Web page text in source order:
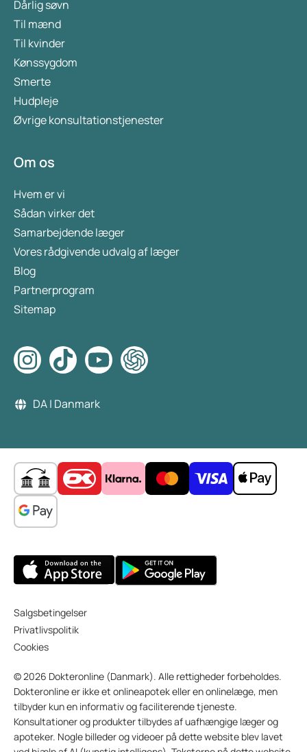
Dårlig søvn
Til mænd
Til kvinder
Kønssygdom
Smerte
Hudpleje
Øvrige konsultationstjenester
Om os
Hvem er vi
Sådan virker det
Samarbejdende læger
Vores rådgivende udvalg af læger
Blog
Partnerprogram
Sitemap
DA | Danmark
Salgsbetingelser
Privatlivspolitik
Cookies
© 2026 Dokteronline (Danmark). Alle rettigheder forbeholdes.
Dokteronline er ikke et onlineapotek eller en onlinelæge, men
tilbyder kun en informativ og faciliterende tjeneste.
Konsultationer og produkter tilbydes af uafhængige læger og
apoteker. Nogle billeder og videoer på dette website blev lavet